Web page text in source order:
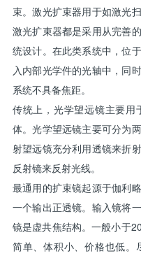
束。激光扩束器用于如激光
激光扩束器都是采用从完善
统设计。在此类系统中，位
入内部光学件的光轴中，同
系统不具备焦距。
传统上，光学望远镜主要用
体。光学望远镜主要可分为
射望远镜充分利用透镜来折
反射镜来反射光线。
最通用的扩束镜起源于伽利
一个输出正透镜。输入镜将
镜是虚共焦结构。一般小于
简单、体积小、价格也低。